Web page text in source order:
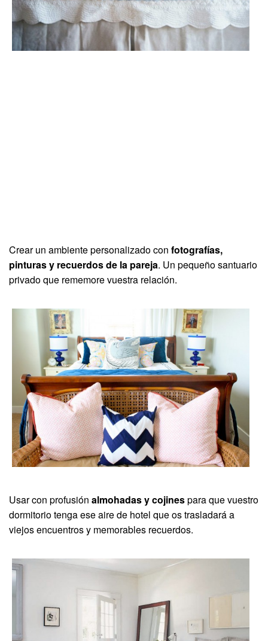
Crear un ambiente personalizado con fotografías,
pinturas y recuerdos de la pareja. Un pequeño santuario
privado que rememore vuestra relación.
Usar con profusión almohadas y cojinespara que vuestro
dormitorio tenga ese aire de hotel que os trasladará a
viejos encuentros y memorables recuerdos.